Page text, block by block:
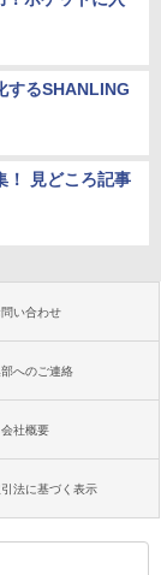
するSHANLING
！ 見どころ記事
問い合わせ
へのご連絡
会社概要
法に基づく表示